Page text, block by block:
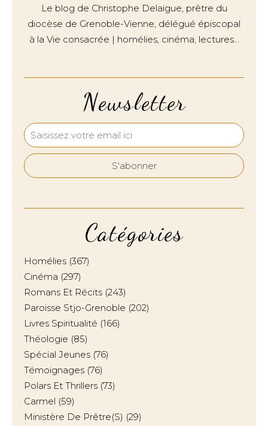
Newsletter
Catégories
Homélies (367)
Cinéma (297)
Romans Et Récits (243)
Paroisse Stjo-Grenoble (202)
Livres Spiritualité (166)
Théologie (85)
Spécial Jeunes (76)
Témoignages (76)
Polars Et Thrillers (73)
Carmel (59)
Ministère De Prêtre(s) (29)
Le blog de Christophe Delaigue, prêtre du
diocèse de Grenoble-Vienne, délégué épiscopal
à la Vie consacrée | homélies, cinéma, lectures…